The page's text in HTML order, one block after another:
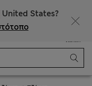
United States?